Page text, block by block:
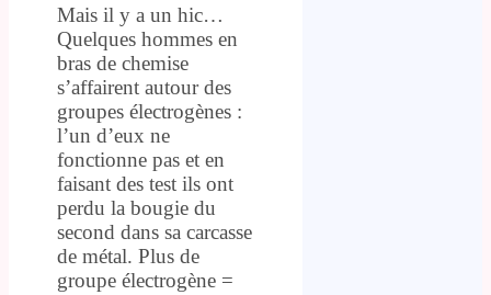
Mais il y a un hic…
Quelques hommes en
bras de chemise
s’affairent autour des
groupes électrogènes :
l’un d’eux ne
fonctionne pas et en
faisant des test ils ont
perdu la bougie du
second dans sa carcasse
de métal. Plus de
groupe électrogène =